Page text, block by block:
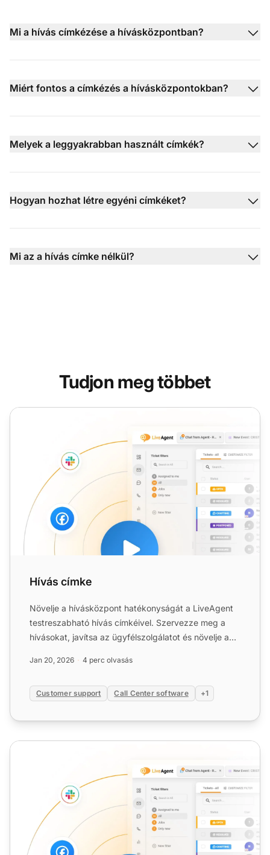
Mi a hívás címkézése a hívásközpontban?
Miért fontos a címkézés a hívásközpontokban?
Melyek a leggyakrabban használt címkék?
Hogyan hozhat létre egyéni címkéket?
Mi az a hívás címke nélkül?
Tudjon meg többet
Hívás címke
Hívás címke
Növelje a hívásközpont hatékonyságát a LiveAgent
testreszabható hívás címkéivel. Szervezze meg a
hívásokat, javítsa az ügyfélszolgálatot és növelje az
Jan 20, 2026 4 perc olvasás
Customer support Call Center software +1
Kimenő hívásközpont